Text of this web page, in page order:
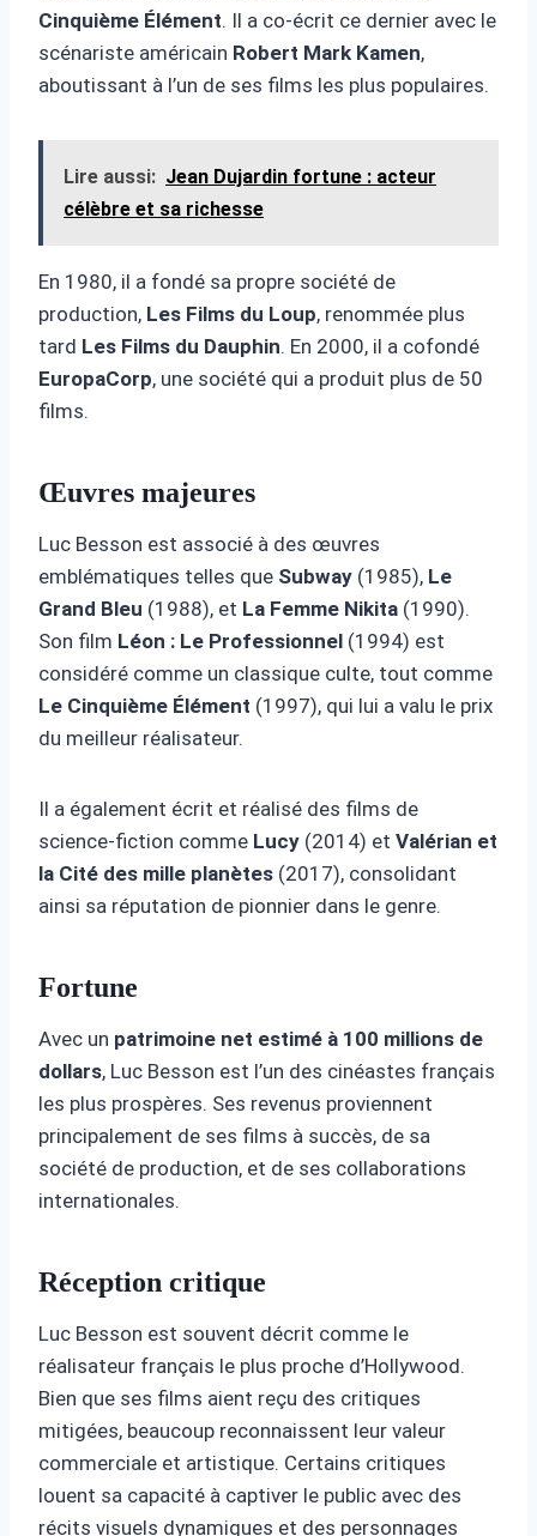
Cinquième Élément. Il a co-écrit ce dernier avec le
scénariste américain Robert Mark Kamen,
aboutissant à l’un de ses films les plus populaires.
Lire aussi: Jean Dujardin fortune : acteur
célèbre et sa richesse
En 1980, il a fondé sa propre société de
production, Les Films du Loup, renommée plus
tard Les Films du Dauphin. En 2000, il a cofondé
EuropaCorp, une société qui a produit plus de 50
films.
Œuvres majeures
Luc Besson est associé à des œuvres
emblématiques telles que Subway (1985), Le
Grand Bleu (1988), et La Femme Nikita (1990).
Son film Léon : Le Professionnel (1994) est
considéré comme un classique culte, tout comme
Le Cinquième Élément (1997), qui lui a valu le prix
du meilleur réalisateur.
Il a également écrit et réalisé des films de
science-fiction comme Lucy (2014) et Valérian et
la Cité des mille planètes (2017), consolidant
ainsi sa réputation de pionnier dans le genre.
Fortune
Avec un patrimoine net estimé à 100 millions de
dollars, Luc Besson est l’un des cinéastes français
les plus prospères. Ses revenus proviennent
principalement de ses films à succès, de sa
société de production, et de ses collaborations
internationales.
Réception critique
Luc Besson est souvent décrit comme le
réalisateur français le plus proche d’Hollywood.
Bien que ses films aient reçu des critiques
mitigées, beaucoup reconnaissent leur valeur
commerciale et artistique. Certains critiques
louent sa capacité à captiver le public avec des
récits visuels dynamiques et des personnages